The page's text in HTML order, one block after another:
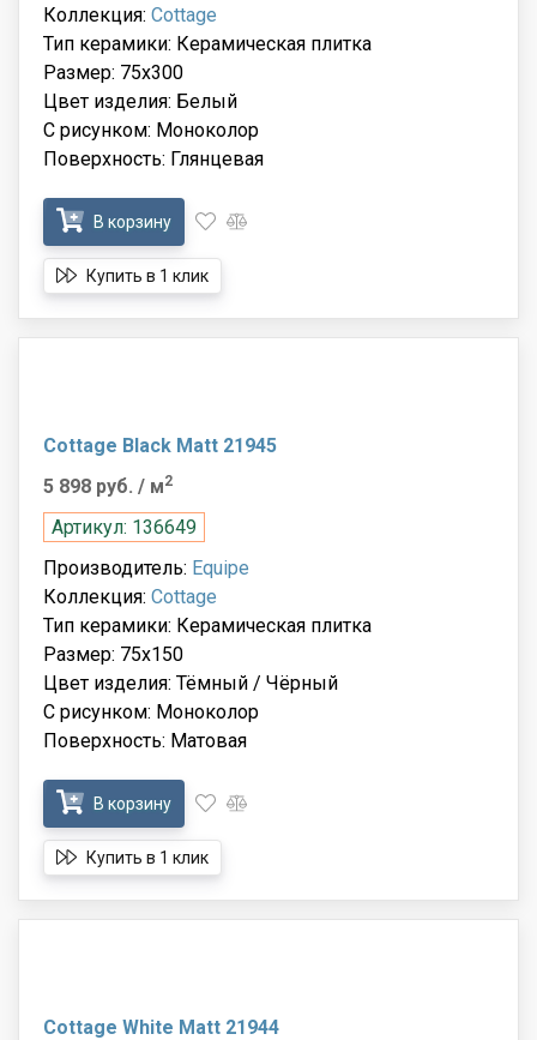
Коллекция: Cottage
Тип керамики: Керамическая плитка
Размер: 75x300
Цвет изделия: Белый
С рисунком: Моноколор
Поверхность: Глянцевая
В корзину
Купить в 1 клик
Cottage Black Matt 21945
5 898 руб. / м2
Артикул: 136649
Производитель: Equipe
Коллекция: Cottage
Тип керамики: Керамическая плитка
Размер: 75x150
Цвет изделия: Тёмный / Чёрный
С рисунком: Моноколор
Поверхность: Матовая
В корзину
Купить в 1 клик
Cottage White Matt 21944